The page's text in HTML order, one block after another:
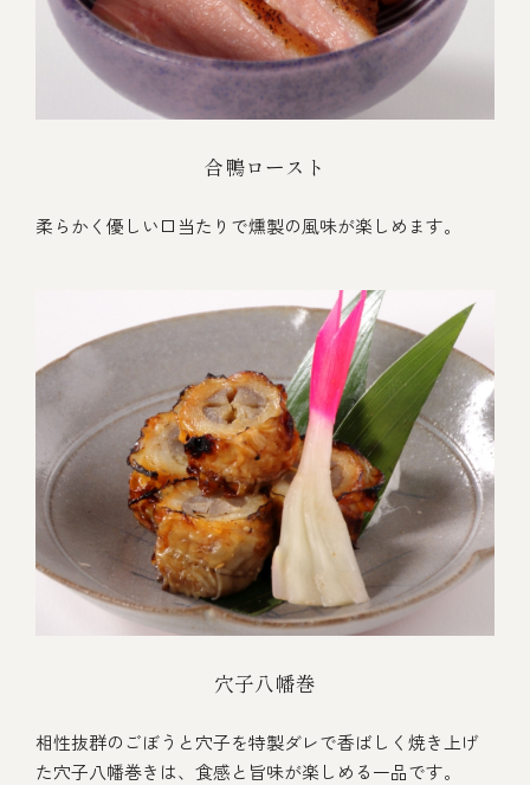
合鴨ロースト
柔らかく優しい口当たりで燻製の風味が楽しめます。
穴子八幡巻
相性抜群のごぼうと穴子を特製ダレで香ばしく焼き上げ
た穴子八幡巻きは、食感と旨味が楽しめる一品です。